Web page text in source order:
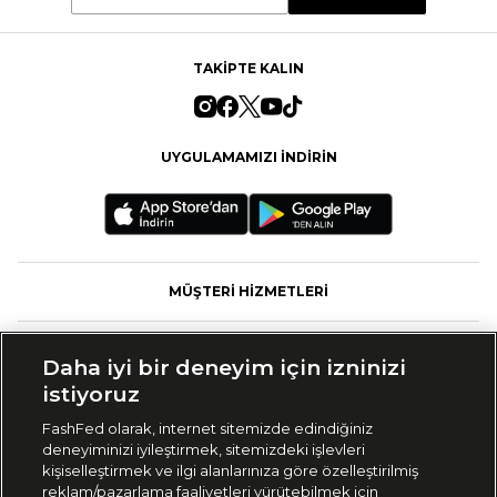
TAKİPTE KALIN
UYGULAMAMIZI İNDİRİN
MÜŞTERİ HİZMETLERİ
KOLEKSİYONLAR
Daha iyi bir deneyim için izninizi
istiyoruz
FashFed olarak, internet sitemizde edindiğiniz
deneyiminizi iyileştirmek, sitemizdeki işlevleri
kişiselleştirmek ve ilgi alanlarınıza göre özelleştirilmiş
reklam/pazarlama faaliyetleri yürütebilmek için